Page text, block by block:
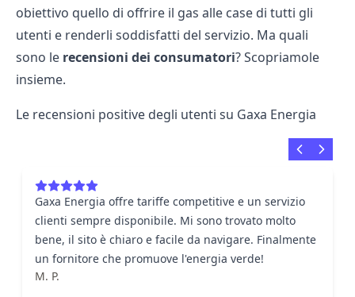
obiettivo quello di offrire il gas alle case di tutti gli
utenti e renderli soddisfatti del servizio. Ma quali
sono le recensioni dei consumatori? Scopriamole
insieme.
Le recensioni positive degli utenti su Gaxa Energia
Gaxa Energia offre tariffe competitive e un servizio
clienti sempre disponibile. Mi sono trovato molto
bene, il sito è chiaro e facile da navigare. Finalmente
un fornitore che promuove l'energia verde!
M. P.